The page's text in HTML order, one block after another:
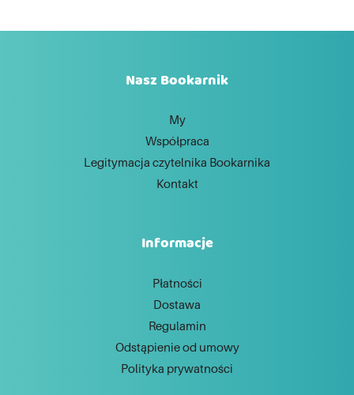
Nasz Bookarnik
My
Współpraca
Legitymacja czytelnika Bookarnika
Kontakt
Informacje
Płatności
Dostawa
Regulamin
Odstąpienie od umowy
Polityka prywatności